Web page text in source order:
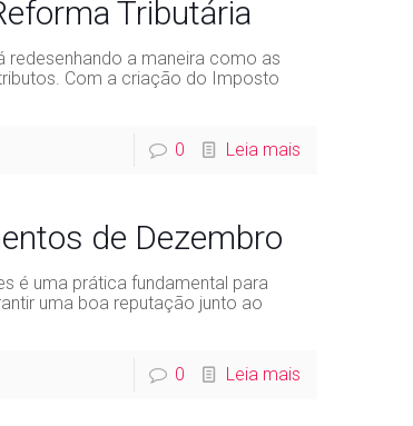
Tributária
redesenhando a maneira como as
Com a criação do Imposto
0 Leia mais
de Dezembro
é uma prática fundamental para
uma boa reputação junto ao
0 Leia mais